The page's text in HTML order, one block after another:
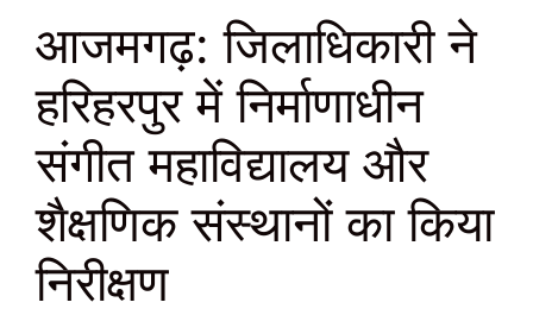
आजमगढ़: जिलाधिकारी ने
हरिहरपुर में निर्माणाधीन
संगीत महाविद्यालय और
शैक्षणिक संस्थानों का किया
निरीक्षण